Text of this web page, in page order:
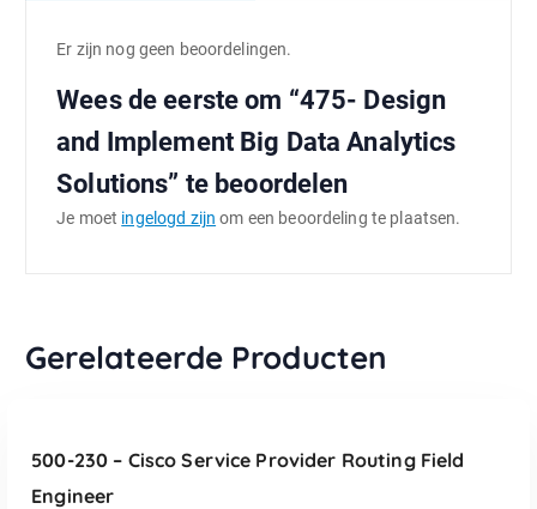
Er zijn nog geen beoordelingen.
Wees de eerste om “475- Design
and Implement Big Data Analytics
Solutions” te beoordelen
Je moet ingelogd zijn om een beoordeling te plaatsen.
Gerelateerde Producten
500-230 – Cisco Service Provider Routing Field
Engineer